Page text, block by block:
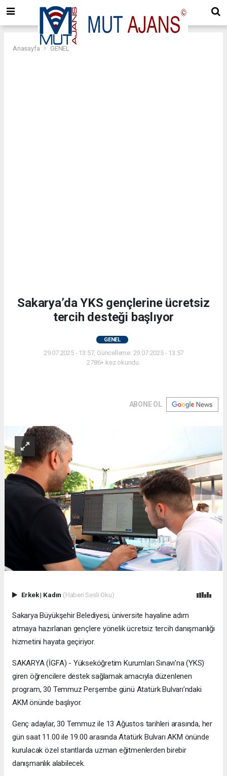
Anasayfa GENEL
Sakarya’da YKS gençlerine ücretsiz
tercih desteği başlıyor
GENEL
29.07.2025 - 13:57, Güncelleme: 29.07.2025 - 13:57
2786+ kez okundu.
ABONE OL
Erkek| Kadın (Haberi Sesli Oku)
Sakarya Büyükşehir Belediyesi, üniversite hayaline adım
atmaya hazırlanan gençlere yönelik ücretsiz tercih danışmanlığı
hizmetini hayata geçiriyor.
SAKARYA (İGFA) - Yükseköğretim Kurumları Sınavı'na (YKS)
giren öğrencilere destek sağlamak amacıyla düzenlenen
program, 30 Temmuz Perşembe günü Atatürk Bulvarı’ndaki
AKM önünde başlıyor.
Genç adaylar, 30 Temmuz ile 13 Ağustos tarihleri arasında, her
gün saat 11.00 ile 19.00 arasında Atatürk Bulvarı AKM önünde
kurulacak özel stantlarda uzman eğitmenlerden birebir
danışmanlık alabilecek.